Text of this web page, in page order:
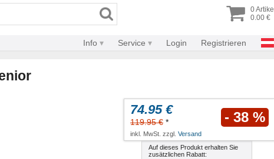
0 Artikel
0.00 €
Info Service Login Registrieren
74.95 €
119.95 € * - 38 %
inkl. MwSt. zzgl. Versand
Auf dieses Produkt erhalten Sie
zusätzlichen Rabatt: